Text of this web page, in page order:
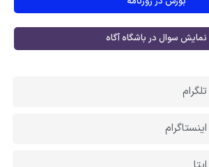
نمایش سوال در باشگاه آگاه